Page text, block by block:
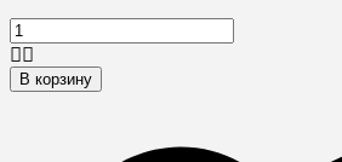
В корзину